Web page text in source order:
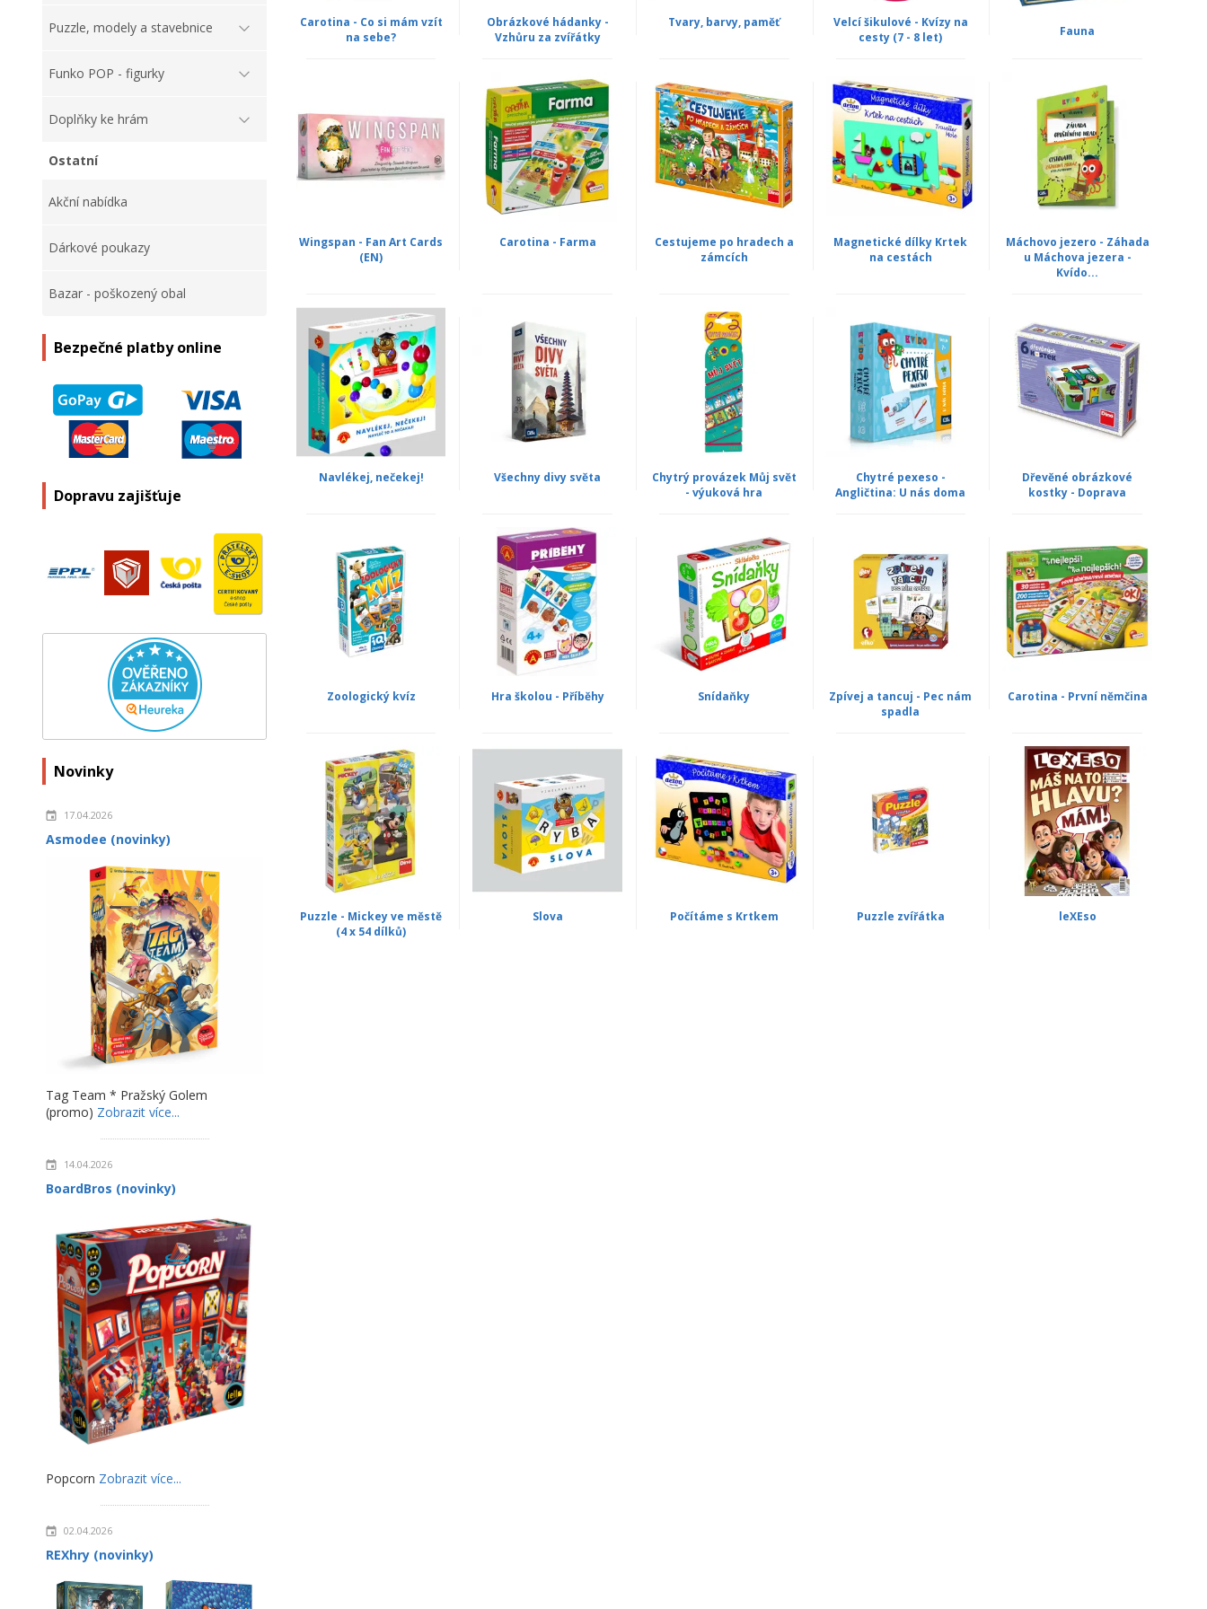
Puzzle, modely a stavebnice
Funko POP - figurky
Doplňky ke hrám
Ostatní
Akční nabídka
Dárkové poukazy
Bazar - poškozený obal
Bezpečné platby online
Dopravu zajišťuje
Novinky
17.04.2026
Asmodee (novinky)
Tag Team * Pražský Golem
(promo) Zobrazit více...
14.04.2026
BoardBros (novinky)
Popcorn Zobrazit více...
02.04.2026
REXhry (novinky)
Carotina - Co si mám vzít
na sebe?
Obrázkové hádanky -
Vzhůru za zvířátky
Tvary, barvy, paměť
Velcí šikulové - Kvízy na
cesty (7 - 8 let)
Fauna
Wingspan - Fan Art Cards
(EN)
Carotina - Farma
Cestujeme po hradech a
zámcích
Magnetické dílky Krtek
na cestách
Máchovo jezero - Záhada
u Máchova jezera -
Kvído...
Navlékej, nečekej! Všechny divy světa
Chytrý provázek Můj svět
- výuková hra
Chytré pexeso -
Angličtina: U nás doma
Dřevěné obrázkové
kostky - Doprava
Zoologický kvíz Hra školou - Příběhy Snídaňky
Zpívej a tancuj - Pec nám
spadla
Carotina - První němčina
Puzzle - Mickey ve městě
(4 x 54 dílků)
Slova Počítáme s Krtkem Puzzle zvířátka leXEso